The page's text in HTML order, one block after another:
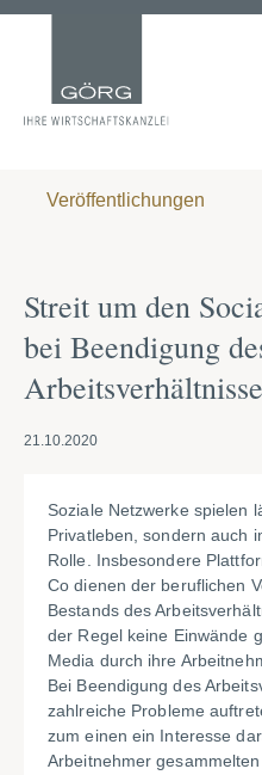
Veröffentlichungen
Streit um den
bei Beendigung
21.10.2020
Soziale Netzwerke spielen
Privatleben, sondern auch
Rolle. Insbesondere
Co dienen der beruflichen
Bestands des
der Regel keine Einwände
Media durch ihre
Bei Beendigung des
zahlreiche Probleme
zum einen ein Interesse
Arbeitnehmer